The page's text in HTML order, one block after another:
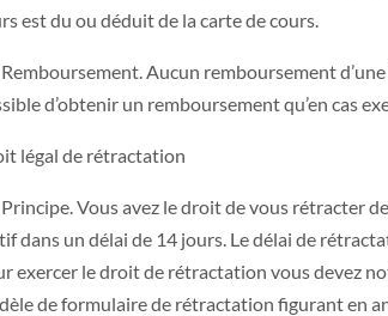
est du ou déduit de la carte de cours.
Aucun remboursement
d’obtenir un remboursement qu’en cas
légal de rétractation
Vous avez le droit de vous rétracter
dans un délai de 14 jours. Le délai de
exercer le droit de rétractation vous devez
de formulaire de rétractation figurant en